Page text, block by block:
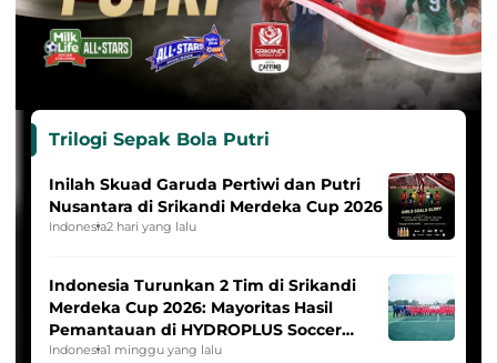
Trilogi Sepak Bola Putri
Inilah Skuad Garuda Pertiwi dan Putri
Nusantara di Srikandi Merdeka Cup 2026
Indonesia2 hari yang lalu
Indonesia Turunkan 2 Tim di Srikandi
Merdeka Cup 2026: Mayoritas Hasil
Pemantauan di HYDROPLUS Soccer
League
Indonesia1 minggu yang lalu